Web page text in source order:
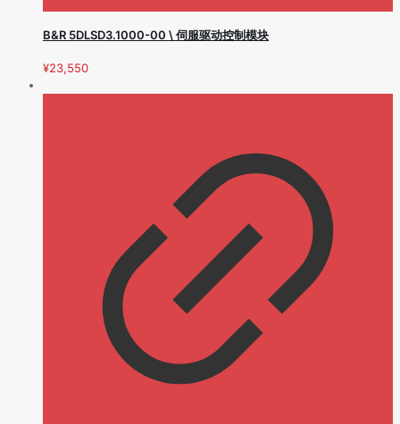
B&R 5DLSD3.1000-00 \ 伺服驱动控制模块
¥23,550